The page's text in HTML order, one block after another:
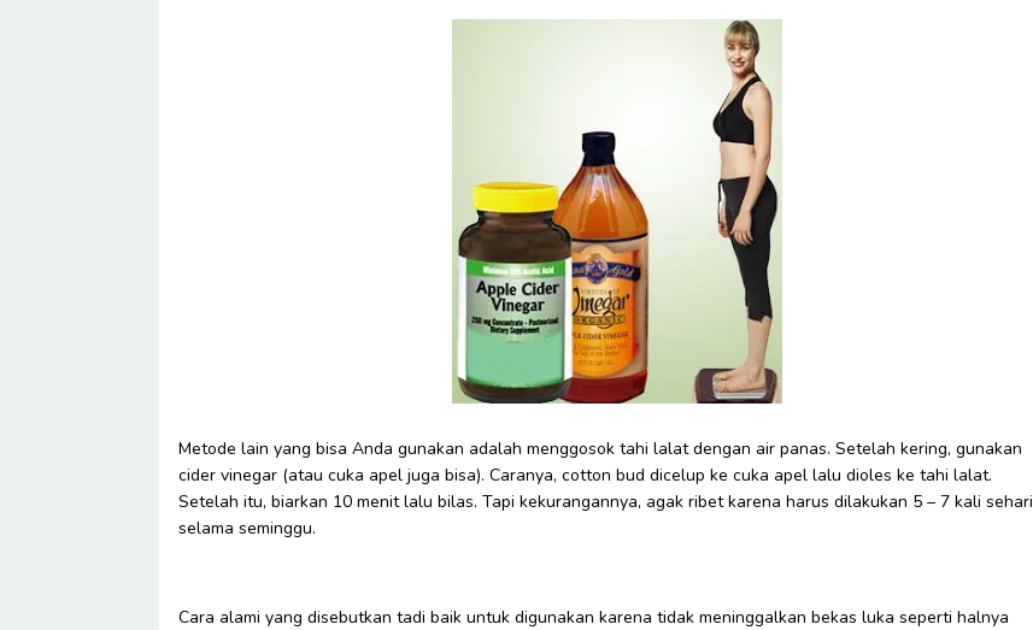
Metode lain yang bisa Anda gunakan adalah menggosok tahi lalat dengan air panas. Setelah kering, gunakan
cider vinegar (atau cuka apel juga bisa). Caranya, cotton bud dicelup ke cuka apel lalu dioles ke tahi lalat.
Setelah itu, biarkan 10 menit lalu bilas. Tapi kekurangannya, agak ribet karena harus dilakukan 5 – 7 kali sehari
selama seminggu.
Cara alami yang disebutkan tadi baik untuk digunakan karena tidak meninggalkan bekas luka seperti halnya